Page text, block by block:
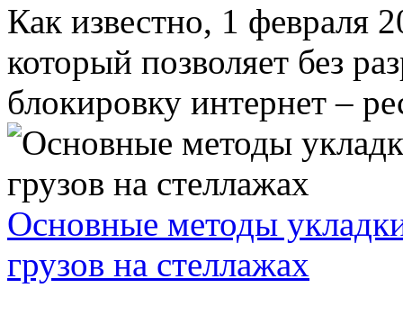
Как известно, 1 февраля
который позволяет без
блокировку интернет –
Основные методы
грузов на стеллажах